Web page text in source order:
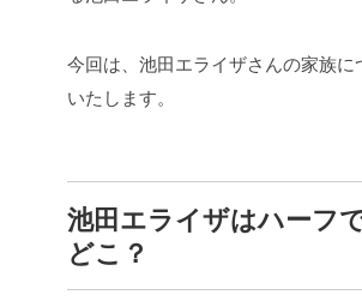
今回は、池田エライザさんの家族に
いたします。
池田エライザはハーフ
どこ？